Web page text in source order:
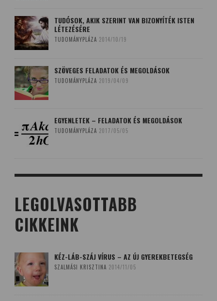
TUDÓSOK, AKIK SZERINT VAN BIZONYÍTÉK ISTEN
LÉTEZÉSÉRE
TUDOMÁNYPLÁZA 2014/10/19
SZÖVEGES FELADATOK ÉS MEGOLDÁSOK
TUDOMÁNYPLÁZA 2019/04/09
EGYENLETEK – FELADATOK ÉS MEGOLDÁSOK
TUDOMÁNYPLÁZA 2017/05/05
LEGOLVASOTTABB
CIKKEINK
KÉZ-LÁB-SZÁJ VÍRUS – AZ ÚJ GYEREKBETEGSÉG
SZALMÁSI KRISZTINA 2014/11/05